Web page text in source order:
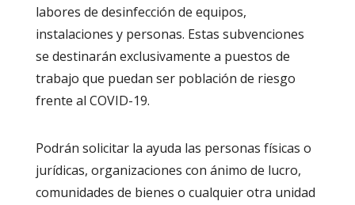
labores de desinfección de equipos,
instalaciones y personas. Estas subvenciones
se destinarán exclusivamente a puestos de
trabajo que puedan ser población de riesgo
frente al COVID-19.
Podrán solicitar la ayuda las personas físicas o
jurídicas, organizaciones con ánimo de lucro,
comunidades de bienes o cualquier otra unidad